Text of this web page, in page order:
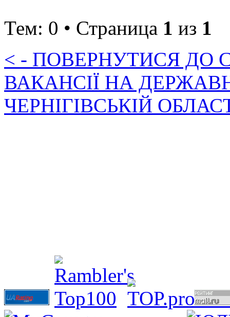
Тем: 0 • Страница 1 из 1
< - ПОВЕРНУТИСЯ ДО
ВАКАНСІЇ НА
ЧЕРНІГІВСЬКІЙ